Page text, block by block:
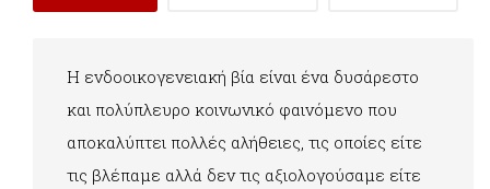
Η ενδοοικογενειακή βία είναι ένα δυσάρεστο
και πολύπλευρο κοινωνικό φαινόμενο που
αποκαλύπτει πολλές αλήθειες, τις οποίες είτε
τις βλέπαμε αλλά δεν τις αξιολογούσαμε είτε